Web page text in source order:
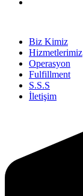
Biz Kimiz
Hizmetlerimiz
Operasyon
Fulfillment
S.S.S
İletişim